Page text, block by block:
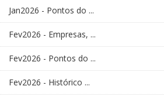
Jan2026 - Pontos do ...
Fev2026 - Empresas, ...
Fev2026 - Pontos do ...
Fev2026 - Histórico ...